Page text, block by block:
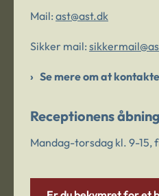
Mail: ast@ast.dk
Sikker mail:
Se mere om at
Receptionens
Mandag-torsdag kl. 9-15,